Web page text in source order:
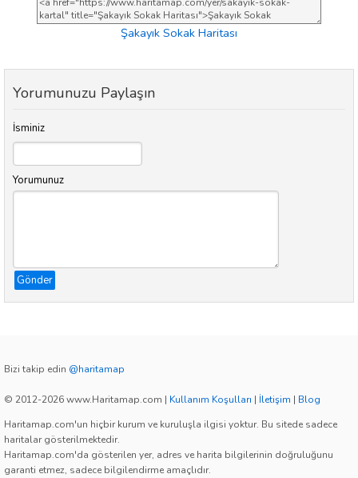
Şakayık Sokak Haritası
Yorumunuzu Paylaşın
İsminiz
Yorumunuz
Gönder
Bizi takip edin @haritamap
© 2012-2026 www.Haritamap.com | Kullanım Koşulları | İletişim | Blog
Haritamap.com'un hiçbir kurum ve kuruluşla ilgisi yoktur. Bu sitede sadece
haritalar gösterilmektedir.
Haritamap.com'da gösterilen yer, adres ve harita bilgilerinin doğruluğunu
garanti etmez, sadece bilgilendirme amaçlıdır.